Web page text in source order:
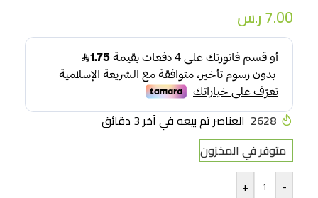
7.00ر.س
2628 العناصر تم بيعه في آخر 3 دقائق
متوفر في المخزون
-
+